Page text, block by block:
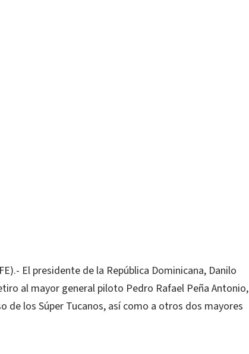
El presidente de la República Dominicana, Danilo
al mayor general piloto Pedro Rafael Peña Antonio,
de los Súper Tucanos, así como a otros dos mayores